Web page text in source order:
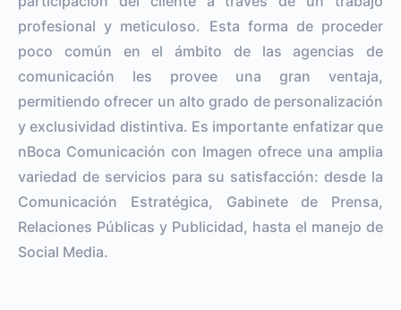
profesional y meticuloso. Esta forma de proceder
poco común en el ámbito de las agencias de
comunicación les provee una gran ventaja,
permitiendo ofrecer un alto grado de personalización
y exclusividad distintiva. Es importante enfatizar que
nBoca Comunicación con Imagen ofrece una amplia
variedad de servicios para su satisfacción: desde la
Comunicación Estratégica, Gabinete de Prensa,
Relaciones Públicas y Publicidad, hasta el manejo de
Social Media.